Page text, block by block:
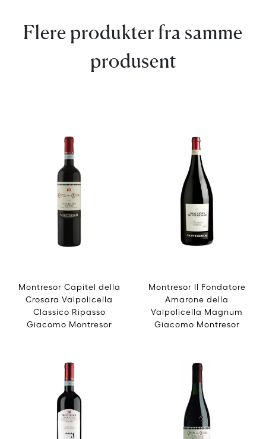
Flere produkter fra samme
produsent
Montresor Capitel della
Crosara Valpolicella
Classico Ripasso
Giacomo Montresor
Montresor Il Fondatore
Amarone della
Valpolicella Magnum
Giacomo Montresor